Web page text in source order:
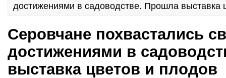
достижениями в садоводстве. Прошла выставка
Серовчане похвастались
достижениями в
выставка цветов и плодов